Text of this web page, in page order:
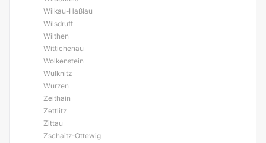
Wilkau-Haßlau
Wilsdruff
Wilthen
Wittichenau
Wolkenstein
Wülknitz
Wurzen
Zeithain
Zettlitz
Zittau
Zschaitz-Ottewig